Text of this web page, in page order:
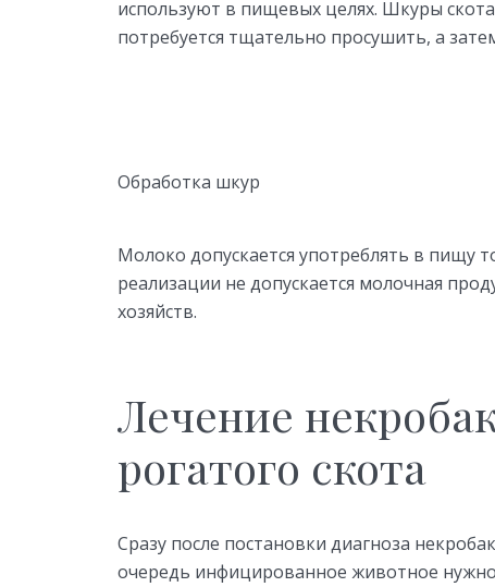
используют в пищевых целях. Шкуры
потребуется тщательно просушить, а
Обработка шкур
Молоко допускается употреблять в пищу
реализации не допускается молочная
хозяйств.
Лечение
рогатого скота
Сразу после постановки диагноза
очередь инфицированное животное